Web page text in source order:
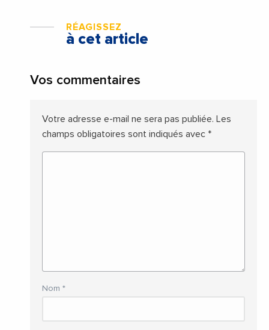
RÉAGISSEZ
à cet article
Vos commentaires
Votre adresse e-mail ne sera pas publiée. Les
champs obligatoires sont indiqués avec *
Nom *